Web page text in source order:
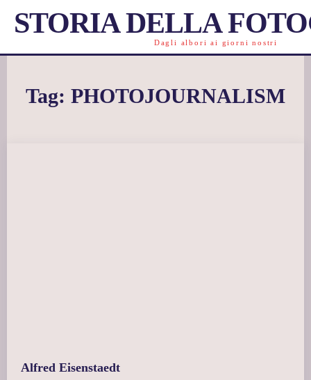
STORIA DELLA
Dagli albori ai giorni nostri
Tag: PHOTOJOURNALISM
Alfred Eisenstaedt